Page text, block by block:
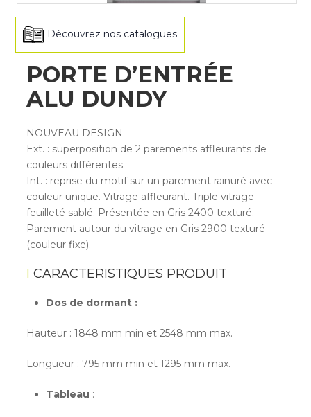
Découvrez nos catalogues
PORTE D’ENTRÉE
ALU DUNDY
NOUVEAU DESIGN
Ext. : superposition de 2 parements affleurants de
couleurs différentes.
Int. : reprise du motif sur un parement rainuré avec
couleur unique. Vitrage affleurant. Triple vitrage
feuilleté sablé. Présentée en Gris 2400 texturé.
Parement autour du vitrage en Gris 2900 texturé
(couleur fixe).
CARACTERISTIQUES PRODUIT
Dos de dormant :
Hauteur : 1848 mm min et 2548 mm max.
Longueur : 795 mm min et 1295 mm max.
Tableau :